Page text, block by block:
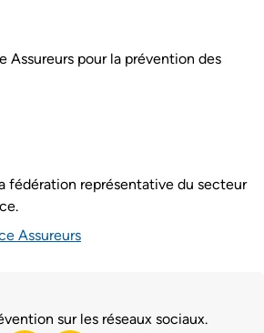
:
Assureurs pour la prévention des
fédération représentative du secteur
Assureurs
sur les réseaux sociaux.